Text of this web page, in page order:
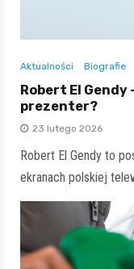
Aktualności Biografie
Robert El
prezenter?
23 lutego 2026
Robert El Gendy to
ekranach polskiej